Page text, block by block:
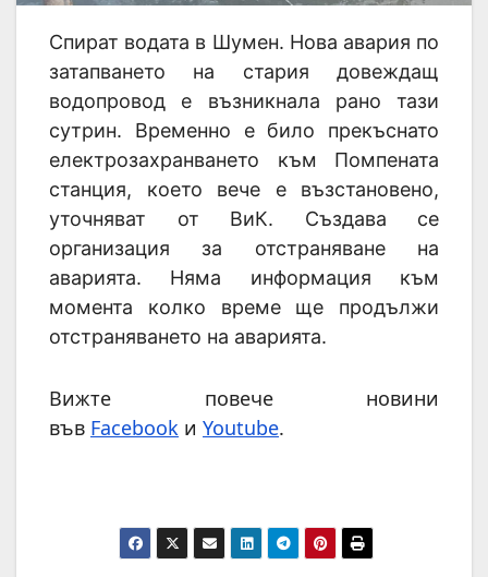
Спират водата в Шумен. Нова авария по
затапването на стария довеждащ
водопровод е възникнала рано тази
сутрин. Временно е било прекъснато
електрозахранването към Помпената
станция, което вече е възстановено,
уточняват от ВиК. Създава се
организация за отстраняване на
аварията. Няма информация към
момента колко време ще продължи
отстраняването на аварията.
Вижте повече новини
във Facebook и Youtube.